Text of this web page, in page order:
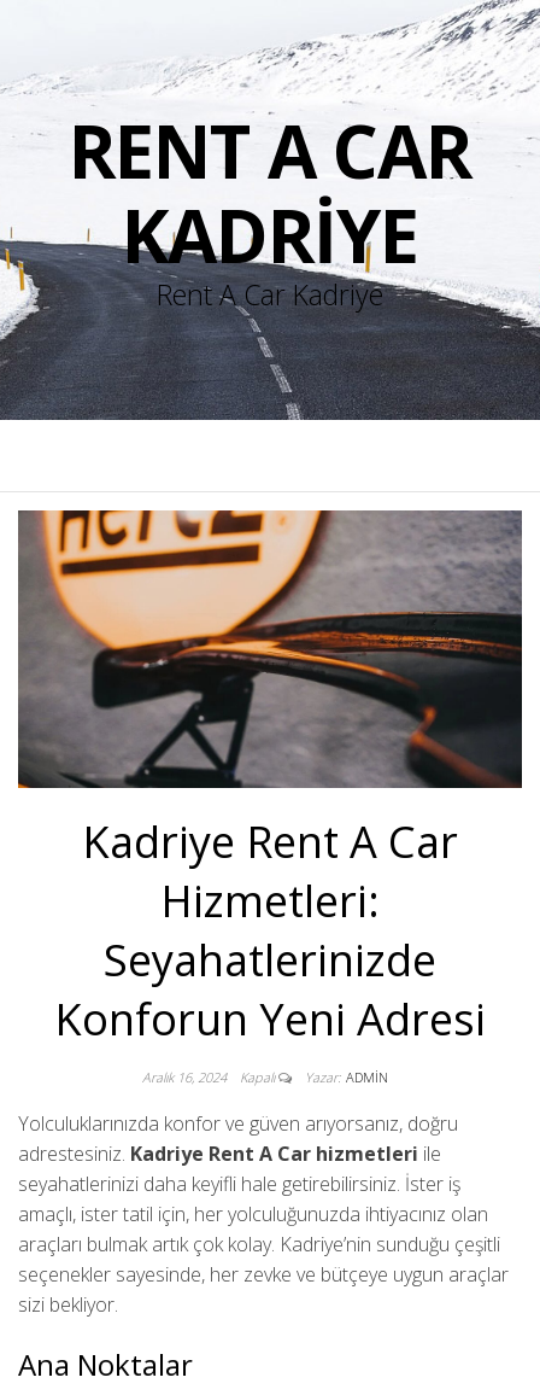
RENT A CAR
KADRIYE
Rent A Car Kadriye
Kadriye Rent A Car
Hizmetleri:
Seyahatlerinizde
Konforun Yeni Adresi
Aralık 16, 2024 Kapalı Yazar: ADMIN
Yolculuklarınızda konfor ve güven arıyorsanız, doğru
adrestesiniz. Kadriye Rent A Car hizmetleri ile
seyahatlerinizi daha keyifli hale getirebilirsiniz. İster iş
amaçlı, ister tatil için, her yolculuğunuzda ihtiyacınız olan
araçları bulmak artık çok kolay. Kadriye’nin sunduğu çeşitli
seçenekler sayesinde, her zevke ve bütçeye uygun araçlar
sizi bekliyor.
Ana Noktalar